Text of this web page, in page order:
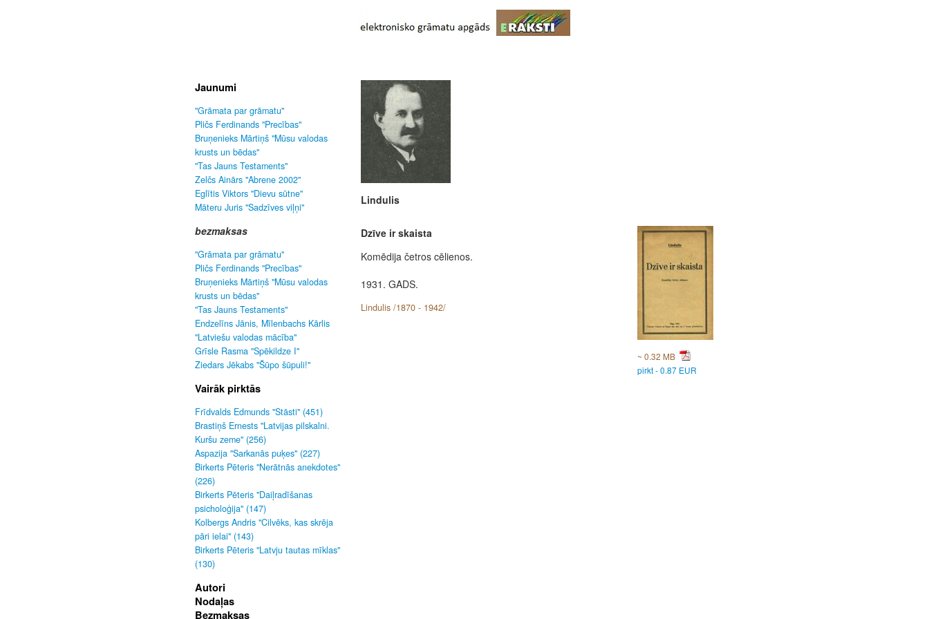
Jaunumi
"Grāmata par grāmatu"
Pličs Ferdinands "Precības"
Bruņenieks Mārtiņš "Mūsu valodas
krusts un bēdas"
"Tas Jauns Testaments"
Zelčs Ainārs "Abrene 2002"
Eglītis Viktors "Dievu sūtne"
Māteru Juris "Sadzīves viļņi"
bezmaksas
"Grāmata par grāmatu"
Pličs Ferdinands "Precības"
Bruņenieks Mārtiņš "Mūsu valodas
krusts un bēdas"
"Tas Jauns Testaments"
Endzelīns Jānis, Mīlenbachs Kārlis
"Latviešu valodas mācība"
Grīsle Rasma "Spēkildze I"
Ziedars Jēkabs "Šūpo šūpuli!"
Vairāk pirktās
Frīdvalds Edmunds "Stāsti" (451)
Brastiņš Ernests "Latvijas pilskalni.
Kuršu zeme" (256)
Aspazija "Sarkanās puķes" (227)
Birkerts Pēteris "Nerātnās anekdotes"
(226)
Birkerts Pēteris "Daiļradīšanas
psicholoģija" (147)
Kolbergs Andris "Cilvēks, kas skrēja
pāri ielai" (143)
Birkerts Pēteris "Latvju tautas mīklas"
(130)
Autori
Nodaļas
Bezmaksas
Lindulis
Dzīve ir skaista
Komēdija četros cēlienos.
1931. GADS.
Lindulis /1870 - 1942/
~ 0.32 MB
pirkt - 0.87 EUR